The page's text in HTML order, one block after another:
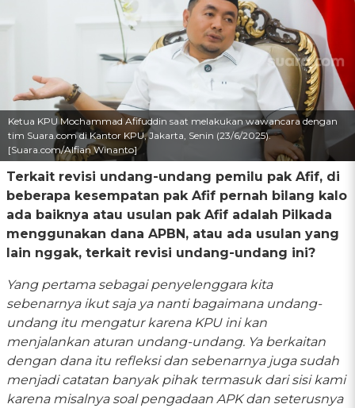
Ketua KPU Mochammad Afifuddin saat melakukan wawancara dengan
tim Suara.com di Kantor KPU, Jakarta, Senin (23/6/2025).
[Suara.com/Alfian Winanto]
Terkait revisi undang-undang pemilu pak Afif, di
beberapa kesempatan pak Afif pernah bilang kalo
ada baiknya atau usulan pak Afif adalah Pilkada
menggunakan dana APBN, atau ada usulan yang
lain nggak, terkait revisi undang-undang ini?
Yang pertama sebagai penyelenggara kita
sebenarnya ikut saja ya nanti bagaimana undang-
undang itu mengatur karena KPU ini kan
menjalankan aturan undang-undang. Ya berkaitan
dengan dana itu refleksi dan sebenarnya juga sudah
menjadi catatan banyak pihak termasuk dari sisi kami
karena misalnya soal pengadaan APK dan seterusnya